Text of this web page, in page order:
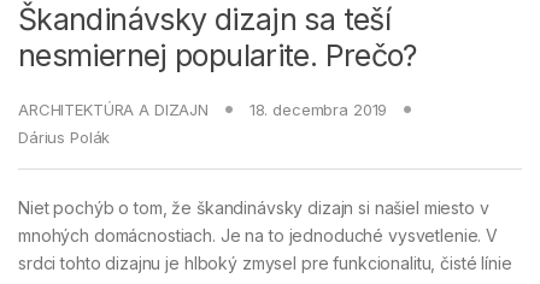
Škandinávsky dizajn sa teší
nesmiernej popularite. Prečo?
ARCHITEKTÚRA A DIZAJN
18. decembra 2019
Dárius Polák
Niet pochýb o tom, že škandinávsky dizajn si našiel miesto v
mnohých domácnostiach. Je na to jednoduché vysvetlenie. V
srdci tohto dizajnu je hlboký zmysel pre funkcionalitu, čisté línie